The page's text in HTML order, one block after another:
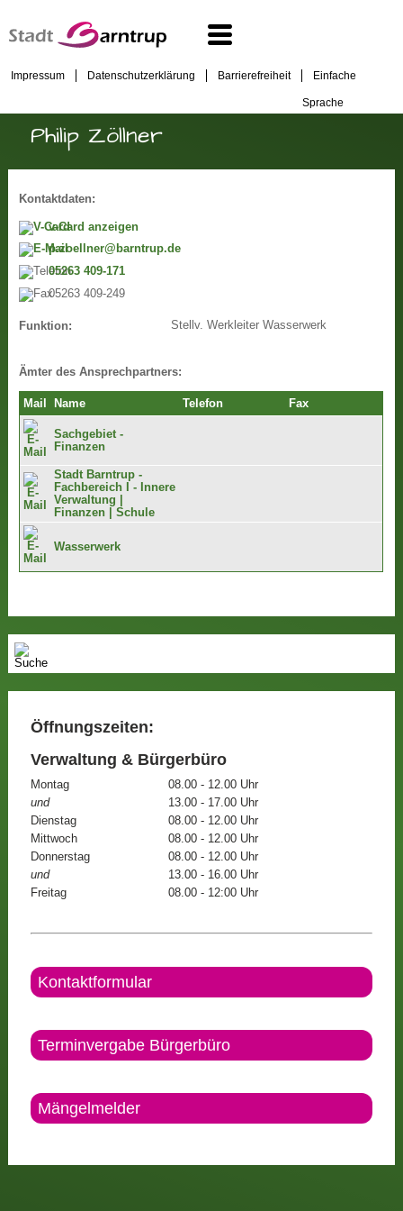
Impressum Datenschutzerklärung Barrierefreiheit Einfache
Sprache
Philip Zöllner
Kontaktdaten:
v-Card anzeigen
p.zoellner@barntrup.de
05263 409-171
05263 409-249
Funktion: Stellv. Werkleiter Wasserwerk
Ämter des Ansprechpartners:
Mail Name Telefon Fax
Sachgebiet -
Finanzen
Stadt Barntrup -
Fachbereich I - Innere
Verwaltung |
Finanzen | Schule
Wasserwerk
Öffnungszeiten:
Verwaltung & Bürgerbüro
Montag
08.00 - 12.00 Uhr
und
13.00 - 17.00 Uhr
Dienstag
08.00 - 12.00 Uhr
Mittwoch
08.00 - 12.00 Uhr
Donnerstag
08.00 - 12.00 Uhr
und
13.00 - 16.00 Uhr
Freitag
08.00 - 12:00 Uhr
Kontaktformular
Terminvergabe Bürgerbüro
Mängelmelder